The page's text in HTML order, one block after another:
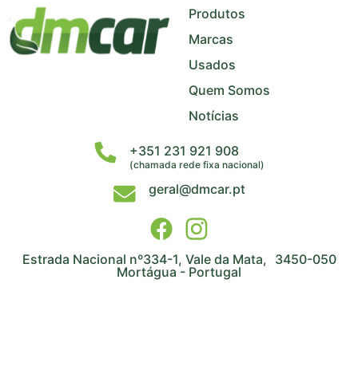
Produtos
Marcas
Usados
Quem Somos
Notícias
+351 231 921 908
(chamada rede fixa nacional)
geral@dmcar.pt
Estrada Nacional nº334-1, Vale da Mata, 3450-050
Mortágua - Portugal